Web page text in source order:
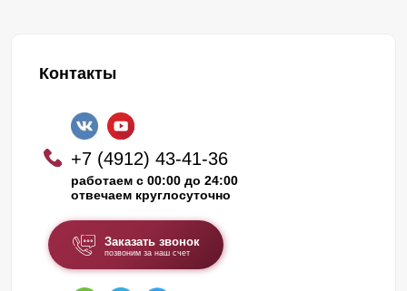
Контакты
+7 (4912) 43-41-36
работаем с 00:00 до 24:00
отвечаем круглосуточно
Заказать звонок
позвоним за наш счет